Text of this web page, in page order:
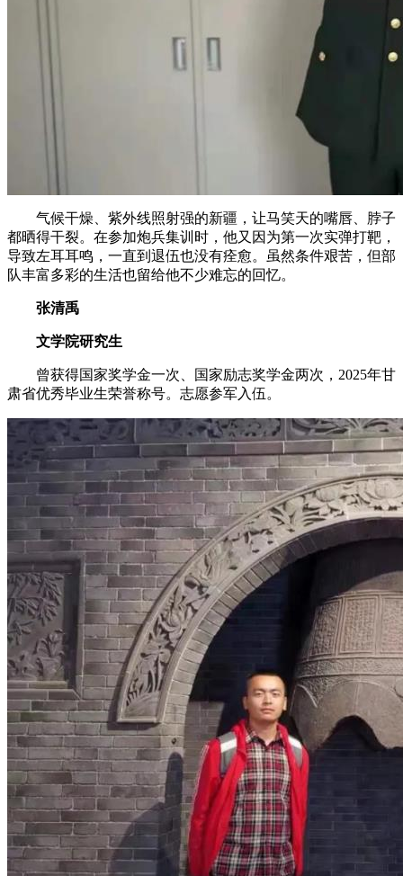
气候干燥、紫外线照射强的新疆，让马笑天的嘴唇、脖子
都晒得干裂。在参加炮兵集训时，他又因为第一次实弹打靶，
导致左耳耳鸣，一直到退伍也没有痊愈。虽然条件艰苦，但部
队丰富多彩的生活也留给他不少难忘的回忆。
张清禹
文学院研究生
曾获得国家奖学金一次、国家励志奖学金两次，2025年甘
肃省优秀毕业生荣誉称号。志愿参军入伍。